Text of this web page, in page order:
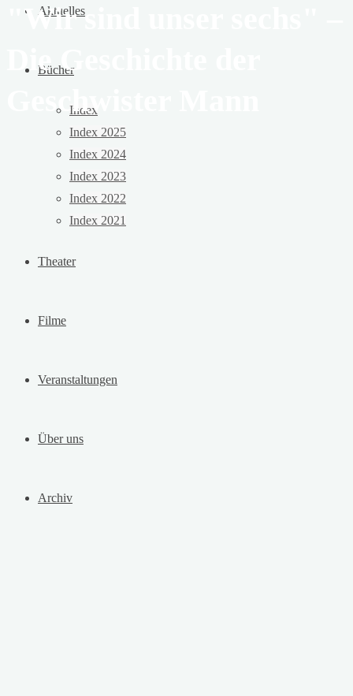
Aktuelles
Bücher
Index
Index 2025
Index 2024
Index 2023
Index 2022
Index 2021
Theater
Filme
Veranstaltungen
Über uns
Archiv
"Wir sind unser sechs" –
Die Geschichte der
Geschwister Mann